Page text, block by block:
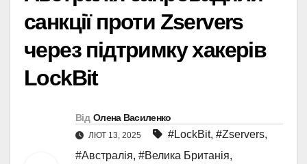
санкції проти Zservers
через підтримку хакерів
LockBit
Від Олена Василенко
ЛЮТ 13, 2025 #LockBit, #Zservers,
#Австралія, #Велика Британія,